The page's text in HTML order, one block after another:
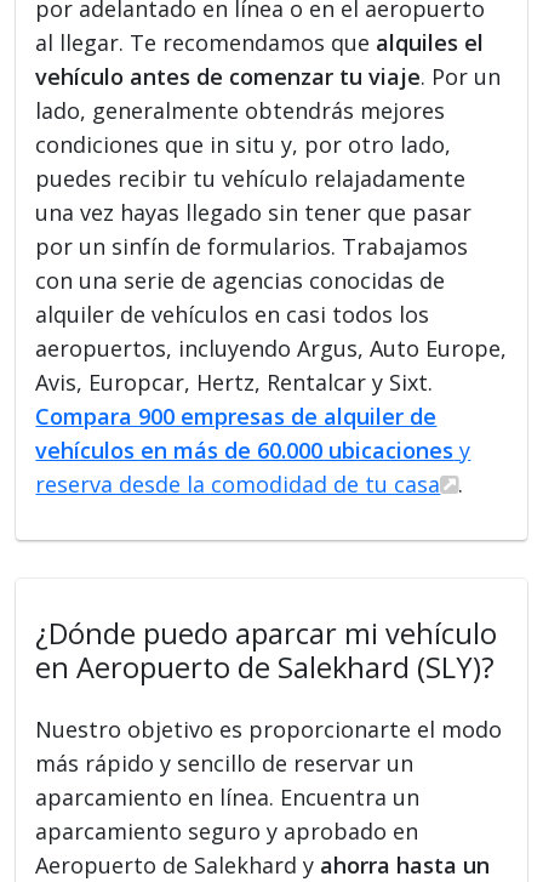
por adelantado en línea o en el aeropuerto
al llegar. Te recomendamos que alquiles el
vehículo antes de comenzar tu viaje. Por un
lado, generalmente obtendrás mejores
condiciones que in situ y, por otro lado,
puedes recibir tu vehículo relajadamente
una vez hayas llegado sin tener que pasar
por un sinfín de formularios. Trabajamos
con una serie de agencias conocidas de
alquiler de vehículos en casi todos los
aeropuertos, incluyendo Argus, Auto Europe,
Avis, Europcar, Hertz, Rentalcar y Sixt.
Compara 900 empresas de alquiler de
vehículos en más de 60.000 ubicaciones y
reserva desde la comodidad de tu casa
.
¿Dónde puedo aparcar mi vehículo
en Aeropuerto de Salekhard (SLY)?
Nuestro objetivo es proporcionarte el modo
más rápido y sencillo de reservar un
aparcamiento en línea. Encuentra un
aparcamiento seguro y aprobado en
Aeropuerto de Salekhard y ahorra hasta un